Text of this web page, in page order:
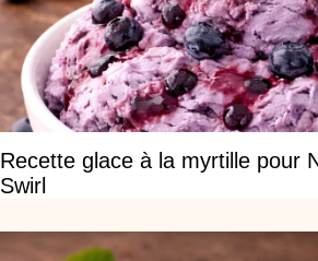
Recette glace à la myrtille pour
Swirl